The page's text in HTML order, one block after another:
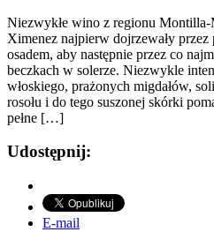
Niezwykłe wino z regionu
Ximenez najpierw dojrzewały
osadem, aby następnie przez co
beczkach w solerze. Niezwykle
włoskiego, prażonych migdałów,
rosołu i do tego suszonej skórki
pełne […]
Udostępnij:
E-mail